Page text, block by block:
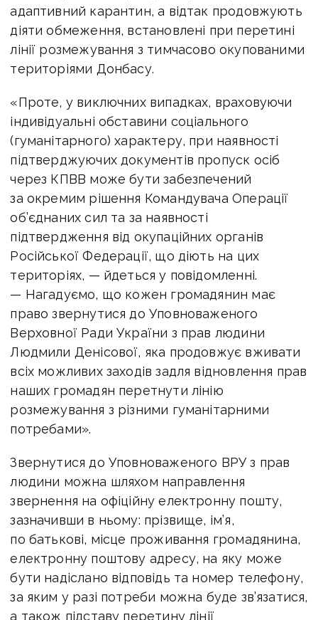
адаптивний карантин, а відтак продовжують
діяти обмеження, встановлені при перетині
лінії розмежування з тимчасово окупованими
територіями Донбасу.
«Проте, у виключних випадках, враховуючи
індивідуальні обставини соціального
(гуманітарного) характеру, при наявності
підтверджуючих документів пропуск осіб
через КПВВ може бути забезпечений
за окремим рішення Командувача Операції
об’єднаних сил та за наявності
підтвердження від окупаційних органів
Російської Федерації, що діють на цих
територіях, — йдеться у повідомленні.
— Нагадуємо, що кожен громадянин має
право звернутися до Уповноваженого
Верховної Ради України з прав людини
Людмили Денісової, яка продовжує вживати
всіх можливих заходів задля відновлення прав
наших громадян перетнути лінію
розмежування з різними гуманітарними
потребами».
Звернутися до Уповноваженого ВРУ з прав
людини можна шляхом направлення
звернення на офіційну електронну пошту,
зазначивши в ньому: прізвище, ім’я,
по батькові, місце проживання громадянина,
електронну поштову адресу, на яку може
бути надіслано відповідь та номер телефону,
за яким у разі потреби можна буде зв’язатися,
а також підставу перетину лінії